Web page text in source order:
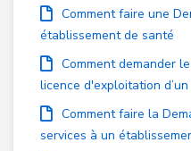
Comment faire une
établissement de santé
Comment demander
licence d'exploitation
Comment faire la
services à un